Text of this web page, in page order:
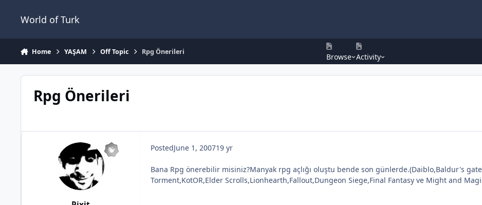
World of Turk
Home YAŞAM Off Topic Rpg Önerileri
Browse Activity
Rpg Önerileri
PostedJune 1, 200719 yr
Bana Rpg önerebilir misiniz?Manyak rpg açlığı oluştu bende son günlerde.(Daiblo,Baldur's
Torment,KotOR,Elder Scrolls,Lionhearth,Fallout,Dungeon Siege,Final Fantasy ve Might and